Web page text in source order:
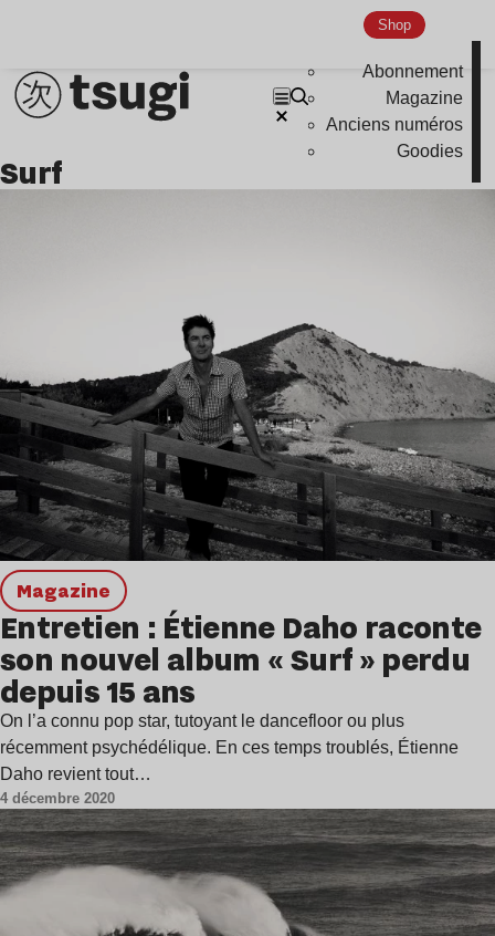
Shop
Abonnement
Magazine
Anciens numéros
Goodies
surf
magazine
Entretien : Étienne Daho raconte
son nouvel album « Surf » perdu
depuis 15 ans
On l’a connu pop star, tutoyant le dancefloor ou plus
récemment psychédélique. En ces temps troublés, Étienne
Daho revient tout…
4 décembre 2020